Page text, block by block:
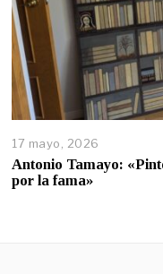
17 mayo, 2026
Antonio Tamayo:
por la fama»